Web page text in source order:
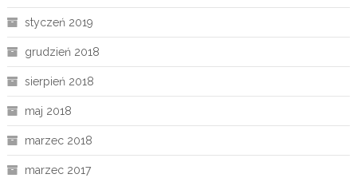
styczeń 2019
grudzień 2018
sierpień 2018
maj 2018
marzec 2018
marzec 2017